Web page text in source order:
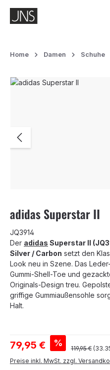
Zum Hauptinhalt springen
Home Damen Schuhe
Bildergalerie überspringen
adidas Superstar II
JQ3914
Der adidas Superstar II
Silver / Carbon setzt den
Look neu in Szene. Das
Gummi-Shell-Toe und
Originals-Design treu.
griffige Gummiaußensohle
Halt.
Verkaufspreis:
79,95 € % Regulärer
119,95 €
Preise inkl. MwSt. zzgl.